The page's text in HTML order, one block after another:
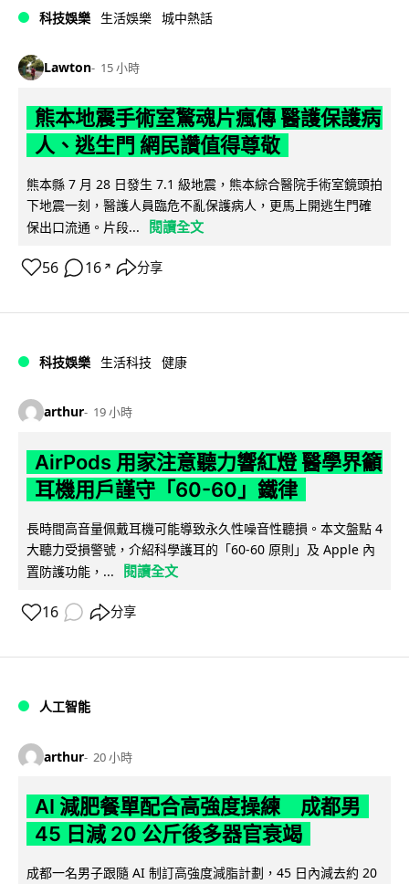
科技娛樂 生活娛樂 城中熱話
Lawton 15 小時
熊本地震手術室驚魂片瘋傳 醫護保護病
人、逃生門 網民讚值得尊敬
熊本縣 7 月 28 日發生 7.1 級地震，熊本綜合醫院手術室鏡頭拍
下地震一刻，醫護人員臨危不亂保護病人，更馬上開逃生門確
保出口流通。片段...
閱讀全文
56 16 ↗ 分享
科技娛樂 生活科技 健康
arthur 19 小時
AirPods 用家注意聽力響紅燈 醫學界籲
耳機用戶謹守「60-60」鐵律
長時間高音量佩戴耳機可能導致永久性噪音性聽損。本文盤點 4
大聽力受損警號，介紹科學護耳的「60-60 原則」及 Apple 內
置防護功能，...
閱讀全文
16 分享
人工智能
arthur 20 小時
AI 減肥餐單配合高強度操練 成都男
45 日減 20 公斤後多器官衰竭
成都一名男子跟隨 AI 制訂高強度減脂計劃，45 日內減去約 20